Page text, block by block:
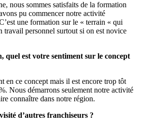
nous sommes satisfaits de la formation
pu commencer notre activité
une formation sur le « terrain « qui
travail personnel surtout si on est novice
quel est votre sentiment sur le concept
en ce concept mais il est encore trop tôt
Nous démarrons seulement notre activité
connaître dans notre région.
d’autres franchiseurs ?